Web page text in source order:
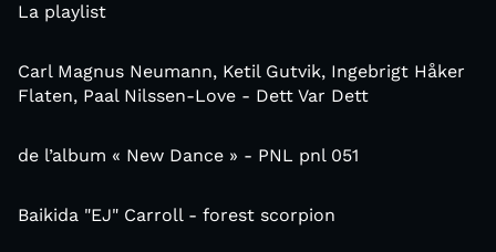
La playlist
Carl Magnus Neumann, Ketil Gutvik, Ingebrigt Håker
Flaten, Paal Nilssen-Love - Dett Var Dett
de l’album « New Dance » - PNL pnl 051
Baikida "EJ" Carroll - forest scorpion